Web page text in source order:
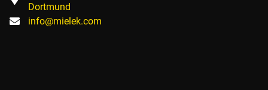
Dortmund
info@mielek.com